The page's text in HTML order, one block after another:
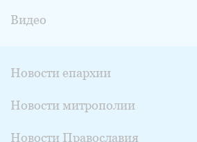
Видео
Новости епархии
Новости митрополии
Новости Православия